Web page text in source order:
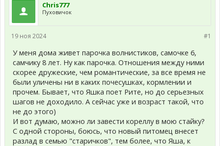
Chris777
Пуховичок
#1
19 ноя 2024
У меня дома живет парочка волнистиков, самочке 6,
самчику 8 лет. Ну как парочка. Отношения между ними
скорее дружеские, чем романтические, за все время не
были уличены ни в каких почесушках, кормлении и
прочем. Бывает, что Яшка поет Рите, но до серьезных
шагов не доходило. А сейчас уже и возраст такой, что
не до этого)
И вот думаю, можно ли завести кореллу в мою стайку?
С одной стороны, боюсь, что новый питомец внесет
разлад в семью "старичков", тем более, что Яша, к